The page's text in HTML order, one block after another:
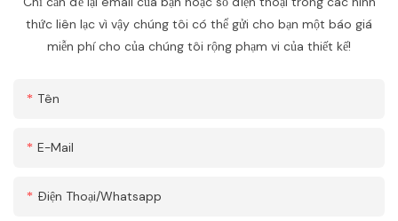
thức liên lạc vì vậy chúng tôi có thể gửi cho bạn một báo giá
miễn phí cho của chúng tôi rộng phạm vi của thiết kế!
Tên
E-Mail
Điện Thoại/whatsapp